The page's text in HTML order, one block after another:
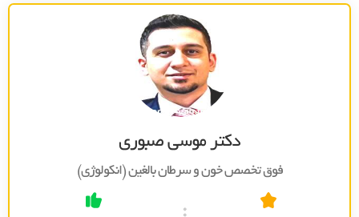
دکتر موسی صبوری
فوق تخصص خون و سرطان بالغين (انکولوژي)